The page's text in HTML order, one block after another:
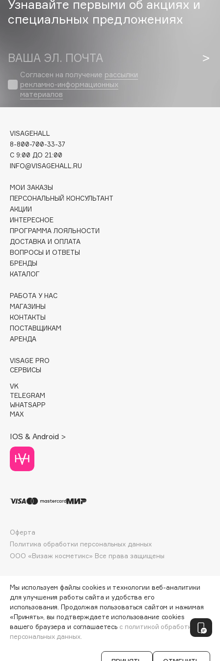
Cadence
Carmex
Carolina Herrera
Catrice
Celimax
Clarette
Clarins
Clarins Precious
Clinique
Clive Christian
Club De Nuit
Collagenina
Consly
Corimo
CosRX
Crescina
Cunzite
Curaprox
D
DABO
DARLING*
Davines
Deonica
Dessange
Dolce & Gabbana
Dorco
DP Daily Perfection
Dr. Vranjes Firenze
Dr.Ceuracle
Dr.Jart+
Dyson
ПО ЗОЛОТОЙ КАРТЕ:296 ₽
ДОБАВИТЬ В КОРЗИНУ 370 ₽
Узнавайте первыми об акциях и
специальных предложениях
ВАША ЭЛ. ПОЧТА
Согласен на получение рассылки
рекламно-информационных
материалов
VISAGEHALL
8-800-700-33-37
C 9:00 ДО 21:00
INFO@VISAGEHALL.RU
МОИ ЗАКАЗЫ
ПЕРСОНАЛЬНЫЙ КОНСУЛЬТАНТ
АКЦИИ
ИНТЕРЕСНОЕ
ПРОГРАММА ЛОЯЛЬНОСТИ
ДОСТАВКА И ОПЛАТА
ВОПРОСЫ И ОТВЕТЫ
БРЕНДЫ
КАТАЛОГ
РАБОТА У НАС
МАГАЗИНЫ
КОНТАКТЫ
ПОСТАВЩИКАМ
АРЕНДА
VISAGE PRO
СЕРВИСЫ
VK
TELEGRAM
WHATSAPP
MAX
IOS & Android >
ООО «Визаж косметикс» Все права защищены
Оферта
Политика обработки персональных данных
Мы используем файлы cookies и технологии веб-аналитики
для улучшения работы сайта и удобства его
использования. Продолжая пользоваться сайтом и нажимая
«Принять», вы подтверждаете использование cookies
вашего браузера и соглашаетесь с политикой обработки
персональных данных.